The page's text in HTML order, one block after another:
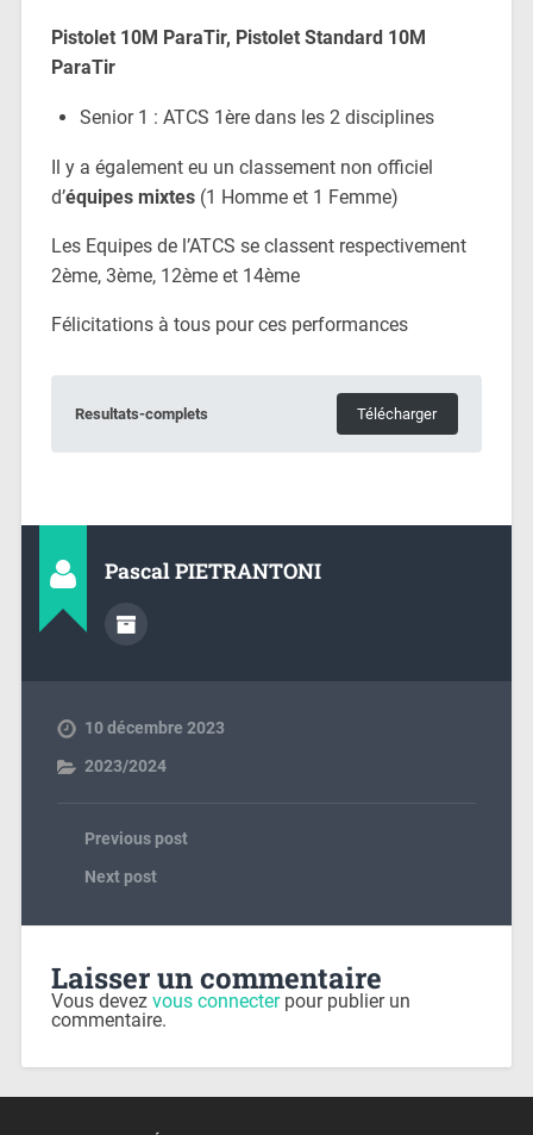
Pistolet 10M ParaTir, Pistolet Standard 10M
ParaTir
Senior 1 : ATCS 1ère dans les 2 disciplines
Il y a également eu un classement non officiel
d’équipes mixtes (1 Homme et 1 Femme)
Les Equipes de l’ATCS se classent respectivement
2ème, 3ème, 12ème et 14ème
Félicitations à tous pour ces performances
Resultats-complets Télécharger
Pascal PIETRANTONI
10 décembre 2023
2023/2024
Previous post
Next post
Laisser un commentaire
Vous devez vous connecterpour publier un
commentaire.